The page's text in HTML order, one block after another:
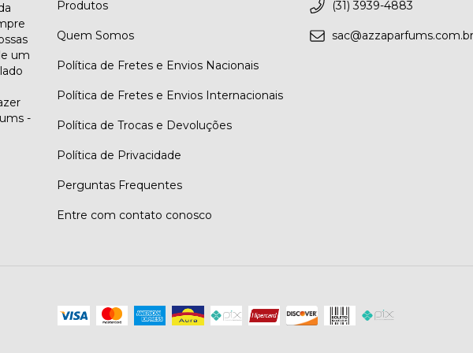
um
-
Produtos
Quem Somos
Política de Fretes e Envios Nacionais
Política de Fretes e Envios Internacionais
Política de Trocas e Devoluções
Política de Privacidade
Perguntas Frequentes
Entre com contato conosco
(31) 3939-4883
sac@azzaparfums.com.br